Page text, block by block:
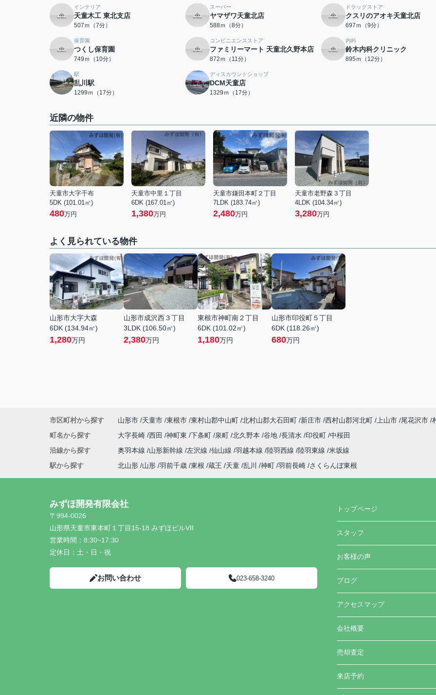
インテリア
天童木工 東北支店
507ｍ（7分）
スーパー
ヤマザワ天童北店
588ｍ（8分）
ドラッグストア
クスリのアオキ天童北店
697ｍ（9分）
保育園
つくし保育園
749ｍ（10分）
コンビニエンスストア
ファミリーマート 天童北久野本店
872ｍ（11分）
内科
鈴木内科クリニック
895ｍ（12分）
駅
乱川駅
1299ｍ（17分）
ディスカウントショップ
DCM天童店
1329ｍ（17分）
近隣の物件
天童市大字干布
5DK (101.01㎡)
480万円
天童市中里１丁目
6DK (167.01㎡)
1,380万円
天童市鎌田本町２丁目
7LDK (183.74㎡)
2,480万円
天童市老野森３丁目
4LDK (104.34㎡)
3,280万円
よく見られている物件
山形市大字大森
6DK (134.94㎡)
1,280万円
山形市成沢西３丁目
3LDK (106.50㎡)
2,380万円
東根市神町南２丁目
6DK (101.02㎡)
1,180万円
山形市印役町５丁目
6DK (118.26㎡)
680万円
市区町村から探す 山形市 天童市 東根市 東村山郡中山町 北村山郡大石田町 新庄市 西村山郡河北町 上山市 尾花沢市
町名から探す
大字長崎 西田 神町東 下条町 泉町 北久野本 谷地 長清水 印役町 中桜田
沿線から探す
奥羽本線 山形新幹線 左沢線 仙山線 羽越本線 陸羽西線 陸羽東線 米坂線
駅から探す
北山形 山形 羽前千歳 東根 蔵王 天童 乱川 神町 羽前長崎 さくらんぼ東根
みずほ開発有限会社
〒994-0026
山形県天童市東本町１丁目15-18 みずほビルVII
営業時間： 8:30~17:30
定休日： 土・日・祝
お問い合わせ 023-658-3240
トップページ
スタッフ
お客様の声
ブログ
アクセスマップ
会社概要
売却査定
来店予約